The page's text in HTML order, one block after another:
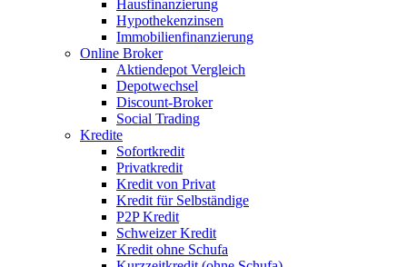
Hausfinanzierung
Hypothekenzinsen
Immobilienfinanzierung
Online Broker
Aktiendepot Vergleich
Depotwechsel
Discount-Broker
Social Trading
Kredite
Sofortkredit
Privatkredit
Kredit von Privat
Kredit für Selbständige
P2P Kredit
Schweizer Kredit
Kredit ohne Schufa